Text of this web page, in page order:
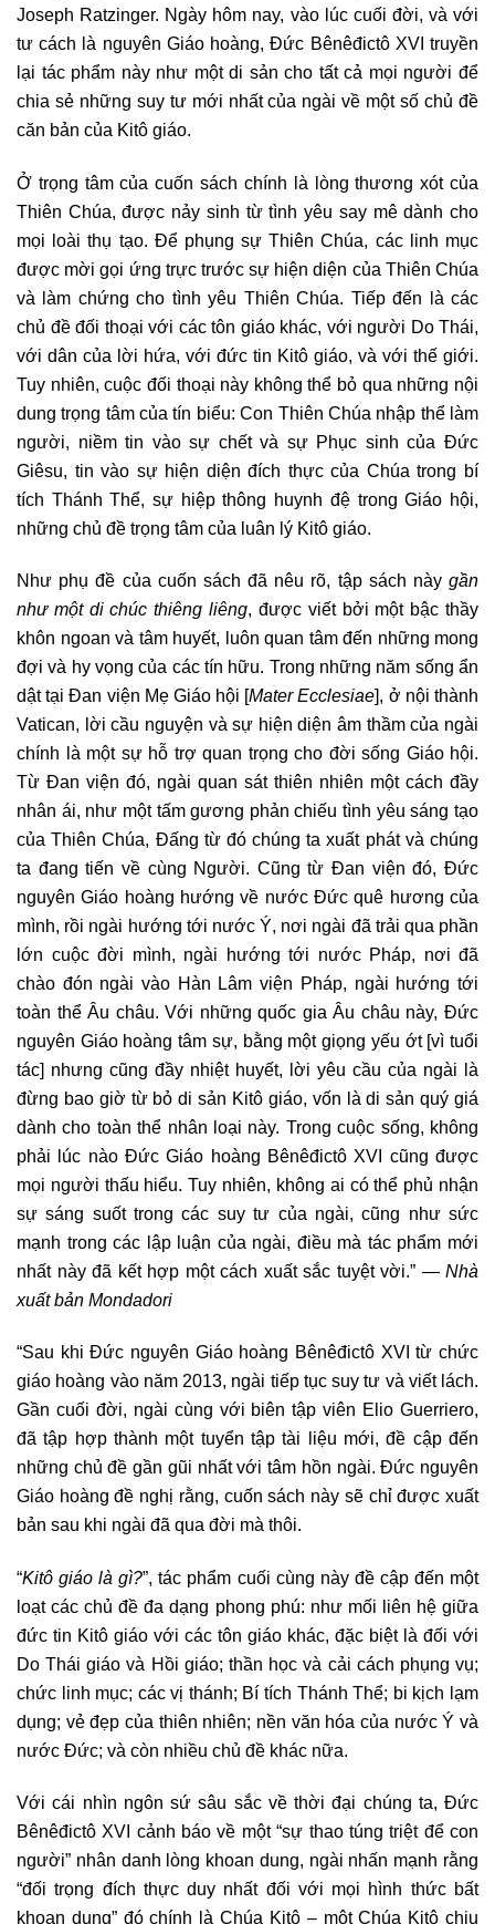
Joseph Ratzinger. Ngày hôm nay, vào lúc cuối đời, và với
tư cách là nguyên Giáo hoàng, Đức Bênêđictô XVI truyền
lại tác phẩm này như một di sản cho tất cả mọi người để
chia sẻ những suy tư mới nhất của ngài về một số chủ đề
căn bản của Kitô giáo.
Ở trọng tâm của cuốn sách chính là lòng thương xót của
Thiên Chúa, được nảy sinh từ tình yêu say mê dành cho
mọi loài thụ tạo. Để phụng sự Thiên Chúa, các linh mục
được mời gọi ứng trực trước sự hiện diện của Thiên Chúa
và làm chứng cho tình yêu Thiên Chúa. Tiếp đến là các
chủ đề đối thoại với các tôn giáo khác, với người Do Thái,
với dân của lời hứa, với đức tin Kitô giáo, và với thế giới.
Tuy nhiên, cuộc đối thoại này không thể bỏ qua những nội
dung trọng tâm của tín biểu: Con Thiên Chúa nhập thể làm
người, niềm tin vào sự chết và sự Phục sinh của Đức
Giêsu, tin vào sự hiện diện đích thực của Chúa trong bí
tích Thánh Thể, sự hiệp thông huynh đệ trong Giáo hội,
những chủ đề trọng tâm của luân lý Kitô giáo.
Như phụ đề của cuốn sách đã nêu rõ, tập sách này gần
như một di chúc thiêng liêng, được viết bởi một bậc thầy
khôn ngoan và tâm huyết, luôn quan tâm đến những mong
đợi và hy vọng của các tín hữu. Trong những năm sống ẩn
dật tại Đan viện Mẹ Giáo hội [Mater Ecclesiae], ở nội thành
Vatican, lời cầu nguyện và sự hiện diện âm thầm của ngài
chính là một sự hỗ trợ quan trọng cho đời sống Giáo hội.
Từ Đan viện đó, ngài quan sát thiên nhiên một cách đầy
nhân ái, như một tấm gương phản chiếu tình yêu sáng tạo
của Thiên Chúa, Đấng từ đó chúng ta xuất phát và chúng
ta đang tiến về cùng Người. Cũng từ Đan viện đó, Đức
nguyên Giáo hoàng hướng về nước Đức quê hương của
mình, rồi ngài hướng tới nước Ý, nơi ngài đã trải qua phần
lớn cuộc đời mình, ngài hướng tới nước Pháp, nơi đã
chào đón ngài vào Hàn Lâm viện Pháp, ngài hướng tới
toàn thể Âu châu. Với những quốc gia Âu châu này, Đức
nguyên Giáo hoàng tâm sự, bằng một giọng yếu ớt [vì tuổi
tác] nhưng cũng đầy nhiệt huyết, lời yêu cầu của ngài là
đừng bao giờ từ bỏ di sản Kitô giáo, vốn là di sản quý giá
dành cho toàn thể nhân loại này. Trong cuộc sống, không
phải lúc nào Đức Giáo hoàng Bênêđictô XVI cũng được
mọi người thấu hiểu. Tuy nhiên, không ai có thể phủ nhận
sự sáng suốt trong các suy tư của ngài, cũng như sức
mạnh trong các lập luận của ngài, điều mà tác phẩm mới
nhất này đã kết hợp một cách xuất sắc tuyệt vời.” — Nhà
xuất bản Mondadori
“Sau khi Đức nguyên Giáo hoàng Bênêđictô XVI từ chức
giáo hoàng vào năm 2013, ngài tiếp tục suy tư và viết lách.
Gần cuối đời, ngài cùng với biên tập viên Elio Guerriero,
đã tập hợp thành một tuyển tập tài liệu mới, đề cập đến
những chủ đề gần gũi nhất với tâm hồn ngài. Đức nguyên
Giáo hoàng đề nghị rằng, cuốn sách này sẽ chỉ được xuất
bản sau khi ngài đã qua đời mà thôi.
“Kitô giáo là gì?”, tác phẩm cuối cùng này đề cập đến một
loạt các chủ đề đa dạng phong phú: như mối liên hệ giữa
đức tin Kitô giáo với các tôn giáo khác, đặc biệt là đối với
Do Thái giáo và Hồi giáo; thần học và cải cách phụng vụ;
chức linh mục; các vị thánh; Bí tích Thánh Thể; bi kịch lạm
dụng; vẻ đẹp của thiên nhiên; nền văn hóa của nước Ý và
nước Đức; và còn nhiều chủ đề khác nữa.
Với cái nhìn ngôn sứ sâu sắc về thời đại chúng ta, Đức
Bênêđictô XVI cảnh báo về một “sự thao túng triệt để con
người” nhân danh lòng khoan dung, ngài nhấn mạnh rằng
“đối trọng đích thực duy nhất đối với mọi hình thức bất
khoan dung” đó chính là Chúa Kitô – một Chúa Kitô chịu